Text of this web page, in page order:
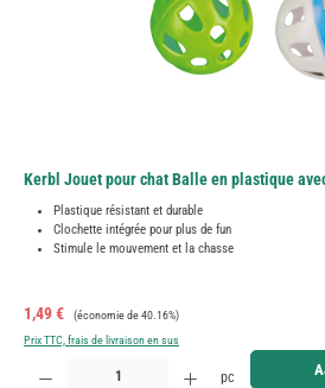
Kerbl Jouet pour chat Balle en plastique
Plastique résistant et durable
Clochette intégrée pour plus de fun
Stimule le mouvement et la chasse
Prix de vente :
1,49 € Prix régulier :
(économie de 40.16%)
Prix TTC, frais de livraison en sus
Quantité de produit : Entrez la quantité souhaitée ou
pc